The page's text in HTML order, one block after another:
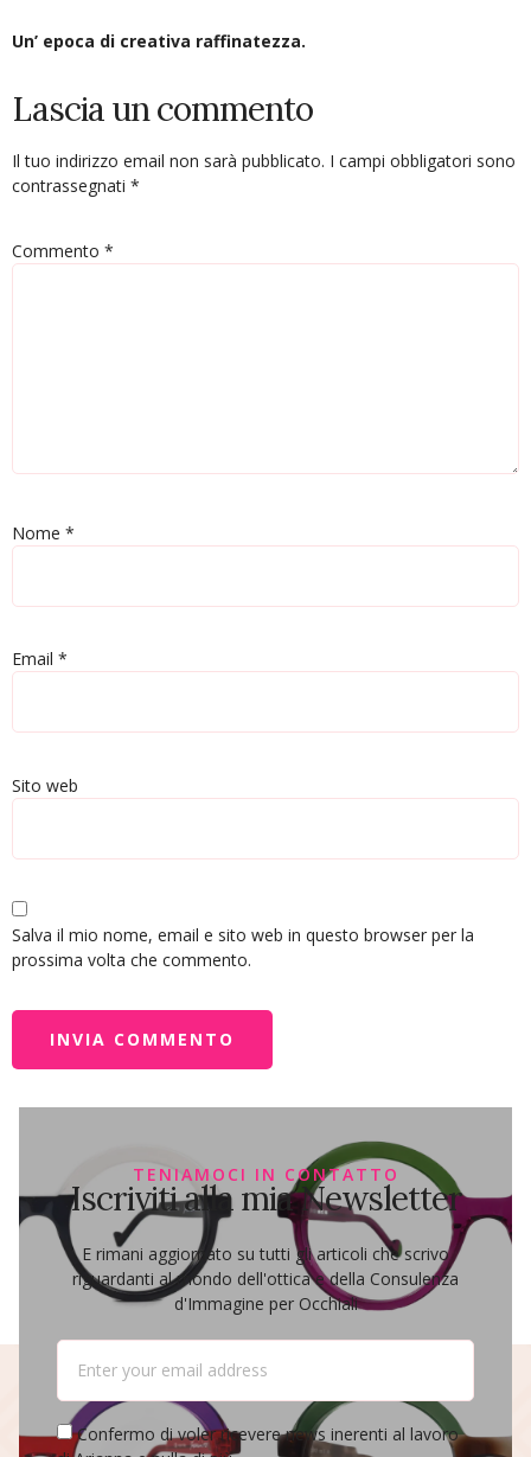
Un’ epoca di creativa raffinatezza.
Lascia un commento
Il tuo indirizzo email non sarà pubblicato. I campi obbligatori sono
contrassegnati *
Commento *
Nome *
Email *
Sito web
Salva il mio nome, email e sito web in questo browser per la
prossima volta che commento.
TENIAMOCI IN CONTATTO
Iscriviti alla mia Newsletter
E rimani aggiornato su tutti gli articoli che scrivo
riguardanti al mondo dell'ottica e della Consulenza
d'Immagine per Occhiali
Confermo di voler ricevere news inerenti al lavoro